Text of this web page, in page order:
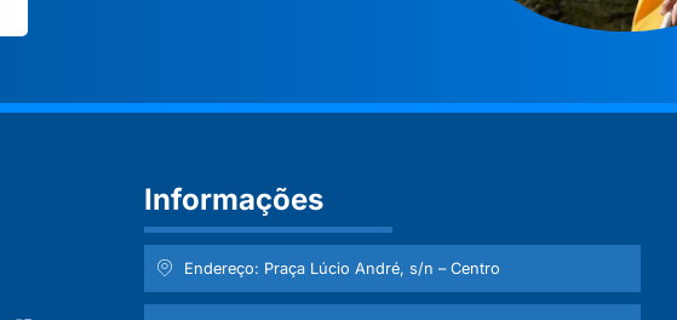
Informações
Endereço: Praça Lúcio André, s/n – Centro